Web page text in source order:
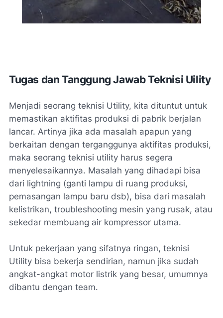
Tugas dan Tanggung Jawab Teknisi Uility
Menjadi seorang teknisi Utility, kita dituntut untuk
memastikan aktifitas produksi di pabrik berjalan
lancar. Artinya jika ada masalah apapun yang
berkaitan dengan terganggunya aktifitas produksi,
maka seorang teknisi utility harus segera
menyelesaikannya. Masalah yang dihadapi bisa
dari lightning (ganti lampu di ruang produksi,
pemasangan lampu baru dsb), bisa dari masalah
kelistrikan, troubleshooting mesin yang rusak, atau
sekedar membuang air kompressor utama.
Untuk pekerjaan yang sifatnya ringan, teknisi
Utility bisa bekerja sendirian, namun jika sudah
angkat-angkat motor listrik yang besar, umumnya
dibantu dengan team.